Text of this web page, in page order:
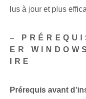
lus à jour et plus
–
ER
IRE
Prérequis avant